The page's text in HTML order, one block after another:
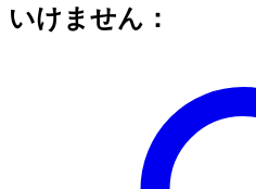
いけません：